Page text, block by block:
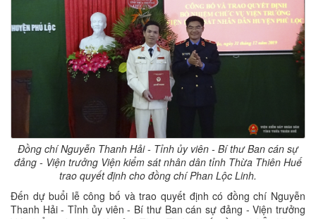
Đồng chí Nguyễn Thanh Hải - Tỉnh ủy viên - Bí thư Ban cán sự
đảng - Viện trưởng Viện kiểm sát nhân dân tỉnh Thừa Thiên Huế
trao quyết định cho đồng chí Phan Lộc Linh.
Đến dự buổi lễ công bố và trao quyết định có đồng chí Nguyễn
Thanh Hải - Tỉnh ủy viên - Bí thư Ban cán sự đảng - Viện trưởng